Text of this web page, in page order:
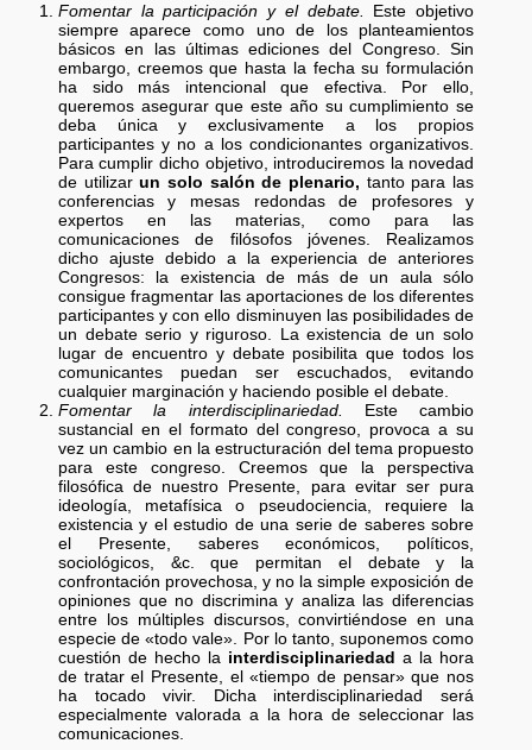
Fomentar la participación y el debate.
Este objetivo
siempre aparece como uno de los planteamientos
básicos en las últimas ediciones del Congreso. Sin
embargo, creemos que hasta la fecha su formulación
ha sido más intencional que efectiva. Por ello,
queremos asegurar que este año su cumplimiento se
deba única y exclusivamente a los propios
participantes y no a los condicionantes organizativos.
Para cumplir dicho objetivo, introduciremos la novedad
de utilizarun solo salón de plenario, tanto para las
conferencias y mesas redondas de profesores y
expertos en las materias, como para las
comunicaciones de filósofos jóvenes. Realizamos
dicho ajuste debido a la experiencia de anteriores
Congresos: la existencia de más de un aula sólo
consigue fragmentar las aportaciones de los diferentes
participantes y con ello disminuyen las posibilidades de
un debate serio y riguroso. La existencia de un solo
lugar de encuentro y debate posibilita que todos los
comunicantes puedan ser escuchados, evitando
cualquier marginación y haciendo posible el debate.
Fomentar la interdisciplinariedad.
Este cambio
sustancial en el formato del congreso, provoca a su
vez un cambio en la estructuración del tema propuesto
para este congreso. Creemos que la perspectiva
filosófica de nuestro Presente, para evitar ser pura
ideología, metafísica o pseudociencia, requiere la
existencia y el estudio de una serie de saberes sobre
el Presente, saberes económicos, políticos,
sociológicos, &c. que permitan el debate y la
confrontación provechosa, y no la simple exposición de
opiniones que no discrimina y analiza las diferencias
entre los múltiples discursos, convirtiéndose en una
especie de «todo vale». Por lo tanto, suponemos como
cuestión de hecho la interdisciplinariedad a la hora
de tratar el Presente, el «tiempo de pensar» que nos
ha tocado vivir. Dicha interdisciplinariedad será
especialmente valorada a la hora de seleccionar las
comunicaciones.